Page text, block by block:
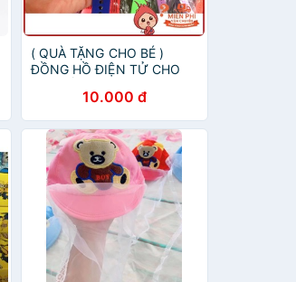
( QUÀ TẶNG CHO BÉ )
ĐỒNG HỒ ĐIỆN TỬ CHO
10.000 đ